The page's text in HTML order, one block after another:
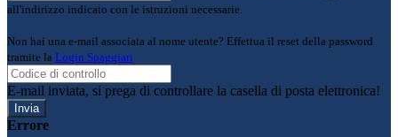
all'indirizzo indicato con le istruzioni necessarie.
Non hai una e-mail associata al nome utente? Effettua il reset della password
tramite la Login Spaggiari
E-mail inviata, si prega di controllare la casella di posta elettronica!
Errore